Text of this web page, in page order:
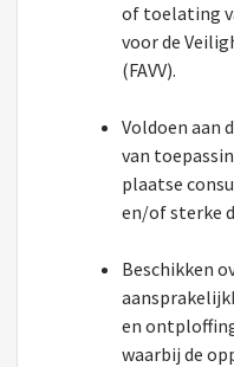
of toelating
voor de
(FAVV).
Voldoen aan
van
plaatse
en/of sterke
Beschikken
en
waarbij de